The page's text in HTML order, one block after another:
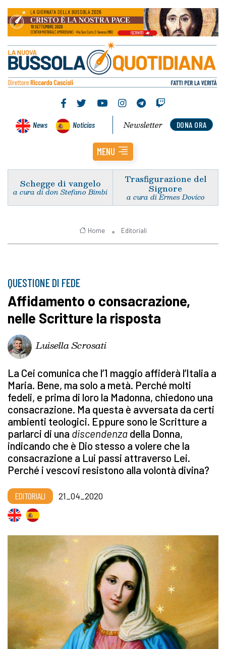
News Noticias DONA ORA
Newsletter
MENU
Schegge di vangelo
a cura di don Stefano Bimbi
Trasfigurazione del
Signore
a cura di Ermes Dovico
Home Editoriali
QUESTIONE DI FEDE
Affidamento o consacrazione,
nelle Scritture la risposta
Luisella Scrosati
La Cei comunica che l’1 maggio affiderà l’Italia a
Maria. Bene, ma solo a metà. Perché molti
fedeli, e prima di loro la Madonna, chiedono una
consacrazione. Ma questa è avversata da certi
ambienti teologici. Eppure sono le Scritture a
parlarci di una discendenza della Donna,
indicando che è Dio stesso a volere che la
consacrazione a Lui passi attraverso Lei.
Perché i vescovi resistono alla volontà divina?
EDITORIALI 21_04_2020